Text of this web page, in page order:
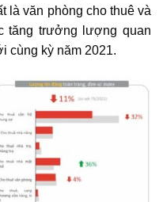
là văn phòng cho thuê và
tăng trưởng lượng quan
cùng kỳ năm 2021.